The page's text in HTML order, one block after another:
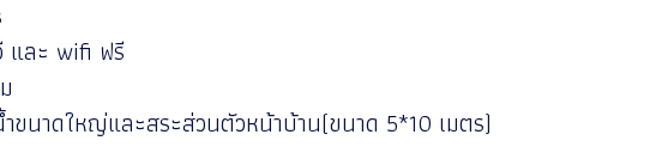
และ wifi ฟรี
ขนาดใหญ่และสระส่วนตัวหน้าบ้าน(ขนาด 5*10 เมตร)